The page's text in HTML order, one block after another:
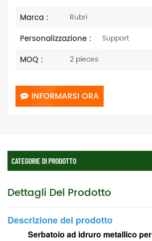
Marca : Rubri
Personalizzazione : Support
MOQ : 2 pieces
INFORMARSI ORA
CATEGORIE DI PRODOTTO
Dettagli Del Prodotto
Descrizione del prodotto
Serbatoio ad idruro metallico per